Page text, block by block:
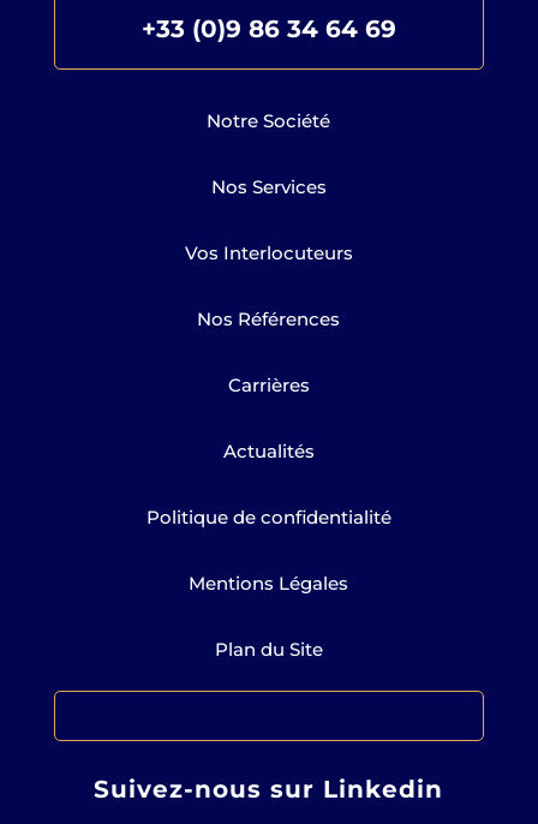
+33 (0)9 86 34 64 69
Notre Société
Nos Services
Vos Interlocuteurs
Nos Références
Carrières
Actualités
Politique de confidentialité
Mentions Légales
Plan du Site
Suivez-nous sur Linkedin